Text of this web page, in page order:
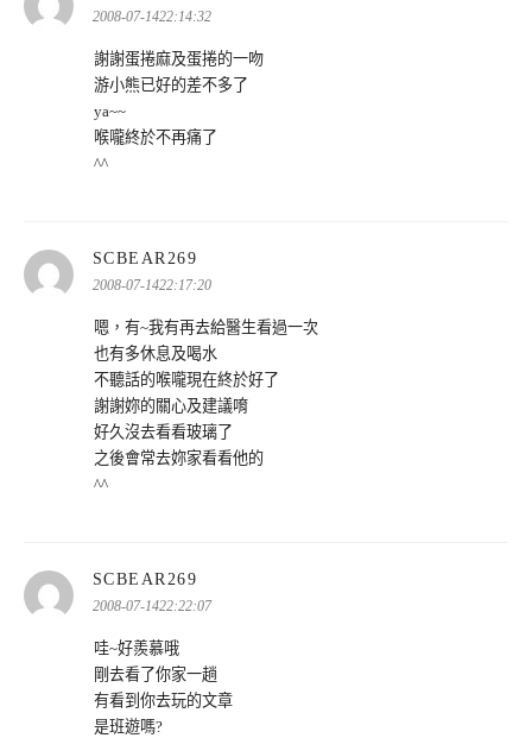
示:
2008-07-1422:14:32
謝謝蛋捲麻及蛋捲的一吻
游小熊已好的差不多了
ya~~
喉嚨終於不再痛了
^^
SCBEAR269
示:
2008-07-1422:17:20
嗯，有~我有再去給醫生看過一次
也有多休息及喝水
不聽話的喉嚨現在終於好了
謝謝妳的關心及建議唷
好久沒去看看玻璃了
之後會常去妳家看看他的
^^
SCBEAR269
示:
2008-07-1422:22:07
哇~好羨慕哦
剛去看了你家一趟
有看到你去玩的文章
是班遊嗎?